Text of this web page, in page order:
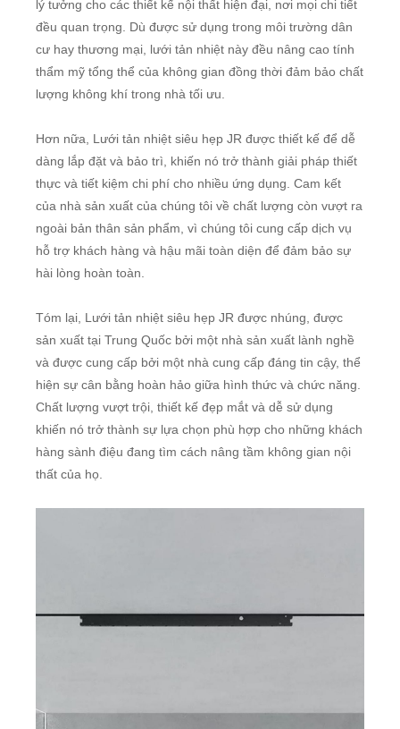
lý tưởng cho các thiết kế nội thất hiện đại, nơi mọi chi tiết
đều quan trọng. Dù được sử dụng trong môi trường dân
cư hay thương mại, lưới tản nhiệt này đều nâng cao tính
thẩm mỹ tổng thể của không gian đồng thời đảm bảo chất
lượng không khí trong nhà tối ưu.
Hơn nữa, Lưới tản nhiệt siêu hẹp JR được thiết kế để dễ
dàng lắp đặt và bảo trì, khiến nó trở thành giải pháp thiết
thực và tiết kiệm chi phí cho nhiều ứng dụng. Cam kết
của nhà sản xuất của chúng tôi về chất lượng còn vượt ra
ngoài bản thân sản phẩm, vì chúng tôi cung cấp dịch vụ
hỗ trợ khách hàng và hậu mãi toàn diện để đảm bảo sự
hài lòng hoàn toàn.
Tóm lại, Lưới tản nhiệt siêu hẹp JR được nhúng, được
sản xuất tại Trung Quốc bởi một nhà sản xuất lành nghề
và được cung cấp bởi một nhà cung cấp đáng tin cậy, thể
hiện sự cân bằng hoàn hảo giữa hình thức và chức năng.
Chất lượng vượt trội, thiết kế đẹp mắt và dễ sử dụng
khiến nó trở thành sự lựa chọn phù hợp cho những khách
hàng sành điệu đang tìm cách nâng tầm không gian nội
thất của họ.